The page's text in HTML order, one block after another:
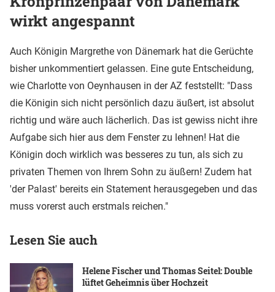
wirkt angespannt
Auch Königin Margrethe von Dänemark hat die Gerüchte
bisher unkommentiert gelassen. Eine gute Entscheidung,
wie Charlotte von Oeynhausen in der AZ feststellt: "Dass
die Königin sich nicht persönlich dazu äußert, ist absolut
richtig und wäre auch lächerlich. Das ist gewiss nicht ihre
Aufgabe sich hier aus dem Fenster zu lehnen! Hat die
Königin doch wirklich was besseres zu tun, als sich zu
privaten Themen von Ihrem Sohn zu äußern! Zudem hat
'der Palast' bereits ein Statement herausgegeben und das
muss vorerst auch erstmals reichen."
Lesen Sie auch
Helene Fischer und Thomas Seitel: Double
lüftet Geheimnis über Hochzeit